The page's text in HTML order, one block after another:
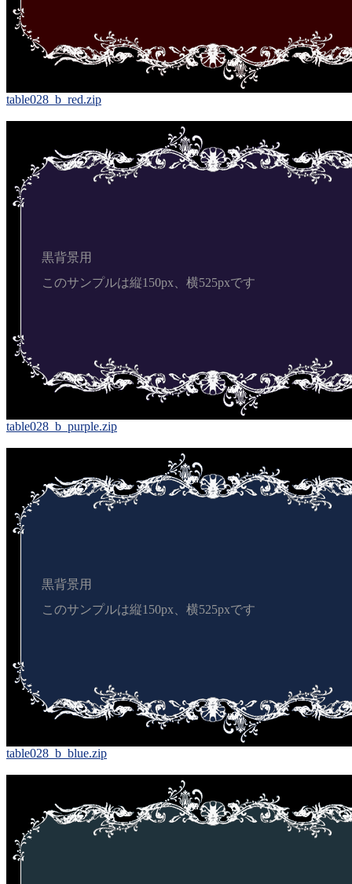
table028_b_red.zip
黒背景用
このサンプルは縦150px、横525pxです
table028_b_purple.zip
黒背景用
このサンプルは縦150px、横525pxです
table028_b_blue.zip